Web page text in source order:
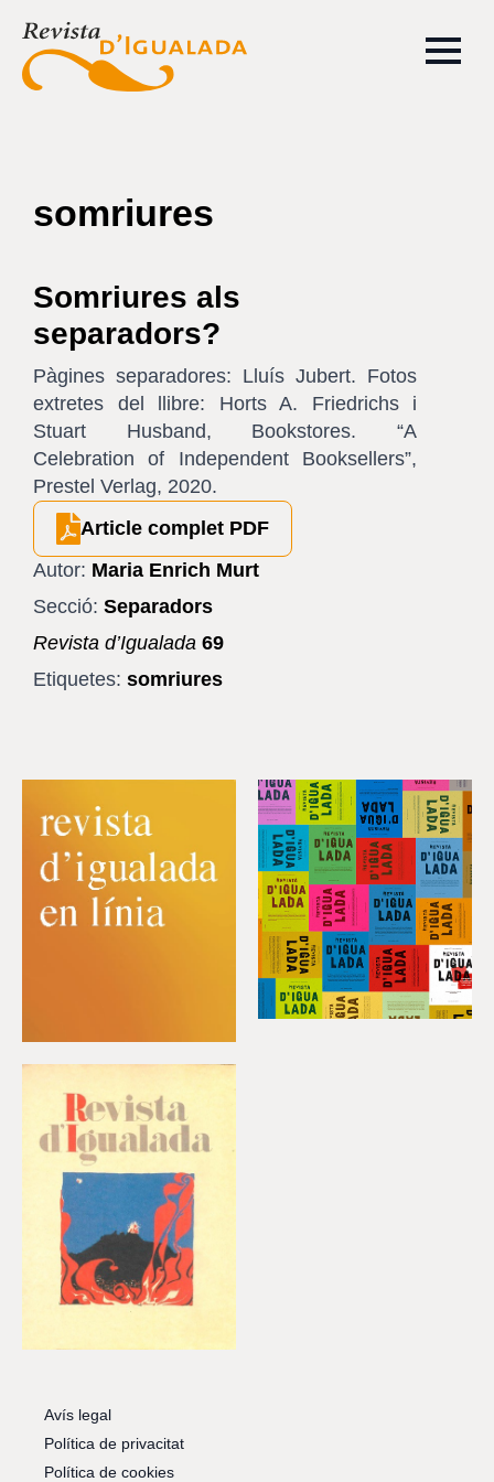
somriures
Somriures als
separadors?
Pàgines separadores: Lluís Jubert. Fotos
extretes del llibre: Horts A. Friedrichs i
Stuart Husband, Bookstores. “A
Celebration of Independent Booksellers”,
Prestel Verlag, 2020.
Article complet PDF
Autor: Maria Enrich Murt
Secció: Separadors
Revista d’Igualada 69
Etiquetes: somriures
Avís legal
Política de privacitat
Política de cookies